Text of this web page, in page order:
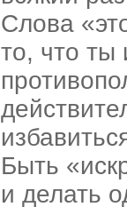
Слова
то, что
Быть
и делать